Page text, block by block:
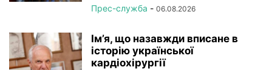
Прес-служба - 06.08.2026
Ім’я, що назавжди вписане в
історію української
кардіохірургії